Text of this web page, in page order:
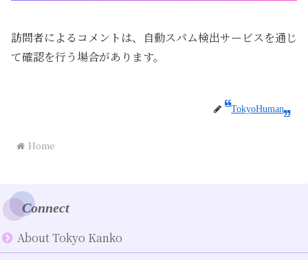
訪問者によるコメントは、自動スパム検出サービスを通じ
て確認を行う場合があります。
TokyoHuman
Home
Connect
About Tokyo Kanko